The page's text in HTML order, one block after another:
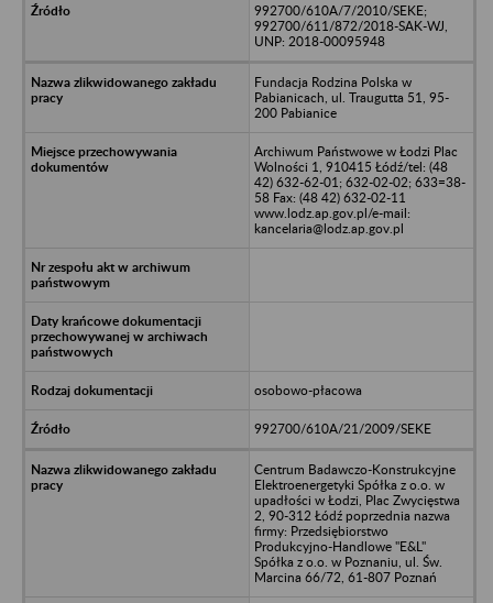
992700/610A/7/2010/SEKE;
992700/611/872/2018-SAK-WJ,
UNP: 2018-00095948
Fundacja Rodzina Polska w
Pabianicach, ul. Traugutta 51, 95-
200 Pabianice
Archiwum Państwowe w Łodzi Plac
Wolności 1, 910415 Łódź/tel: (48
42) 632-62-01; 632-02-02; 633=38-
58 Fax: (48 42) 632-02-11
www.lodz.ap.gov.pl/e-mail:
kancelaria@lodz.ap.gov.pl
osobowo-płacowa
992700/610A/21/2009/SEKE
Centrum Badawczo-Konstrukcyjne
Elektroenergetyki Spółka z o.o. w
upadłości w Łodzi, Plac Zwycięstwa
2, 90-312 Łódź poprzednia nazwa
firmy: Przedsiębiorstwo
Produkcyjno-Handlowe "E&L"
Spółka z o.o. w Poznaniu, ul. Św.
Marcina 66/72, 61-807 Poznań